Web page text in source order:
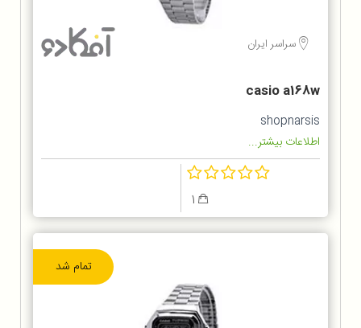
سراسر ایران
casio a168w
shopnarsis
اطلاعات بیشتر...
تمام شد